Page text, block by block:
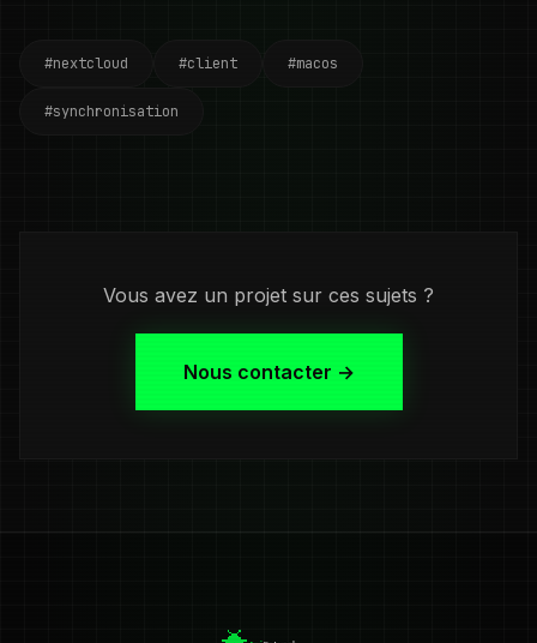
#nextcloud #client #macos
#synchronisation
Vous avez un projet sur ces sujets ?
Nous contacter →